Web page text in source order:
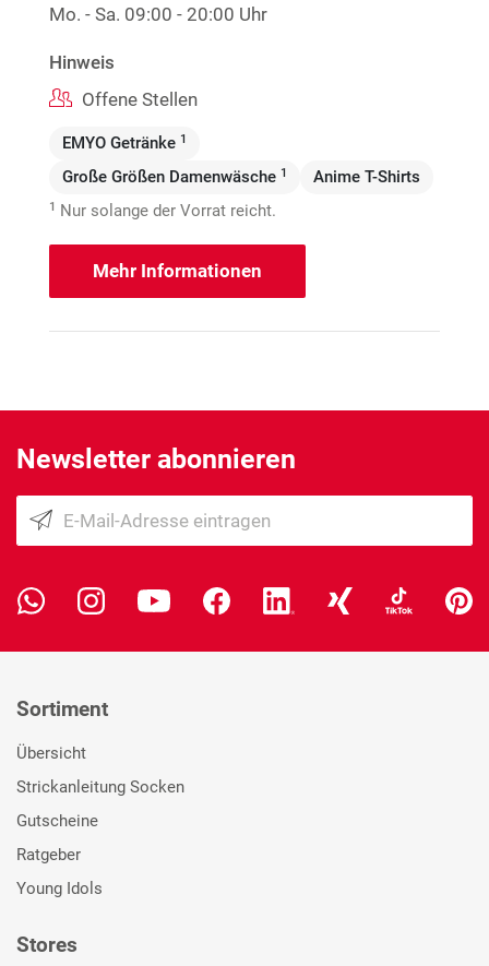
Mo. - Sa. 09:00 - 20:00 Uhr
Hinweis
Offene Stellen
EMYO Getränke 1
Große Größen Damenwäsche 1 Anime T-Shirts
1 Nur solange der Vorrat reicht.
Mehr Informationen
Newsletter abonnieren
Sortiment
Übersicht
Strickanleitung Socken
Gutscheine
Ratgeber
Young Idols
Stores